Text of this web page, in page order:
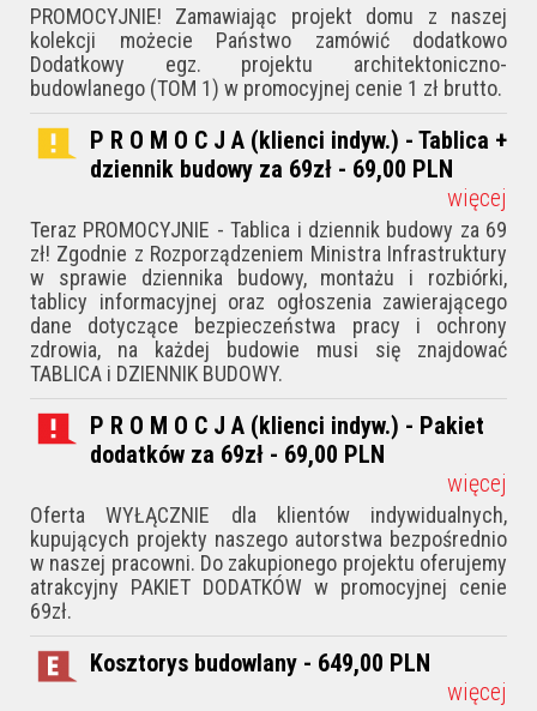
PROMOCYJNIE! Zamawiając projekt domu z naszej
kolekcji możecie Państwo zamówić dodatkowo
Dodatkowy egz. projektu architektoniczno-
budowlanego (TOM 1) w promocyjnej cenie 1 zł brutto.
P R O M O C J A (klienci indyw.) - Tablica +
dziennik budowy za 69zł - 69,00 PLN
więcej
Teraz PROMOCYJNIE - Tablica i dziennik budowy za 69
zł! Zgodnie z Rozporządzeniem Ministra Infrastruktury
w sprawie dziennika budowy, montażu i rozbiórki,
tablicy informacyjnej oraz ogłoszenia zawierającego
dane dotyczące bezpieczeństwa pracy i ochrony
zdrowia, na każdej budowie musi się znajdować
TABLICA i DZIENNIK BUDOWY.
P R O M O C J A (klienci indyw.) - Pakiet
dodatków za 69zł - 69,00 PLN
więcej
Oferta WYŁĄCZNIE dla klientów indywidualnych,
kupujących projekty naszego autorstwa bezpośrednio
w naszej pracowni. Do zakupionego projektu oferujemy
atrakcyjny PAKIET DODATKÓW w promocyjnej cenie
69zł.
Kosztorys budowlany - 649,00 PLN
więcej